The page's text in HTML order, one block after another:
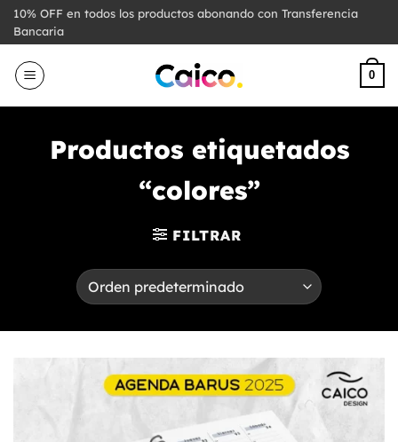
Saltar
10% OFF en todos los productos abonando con Transferencia
Bancaria
0
Productos etiquetados
“colores”
FILTRAR